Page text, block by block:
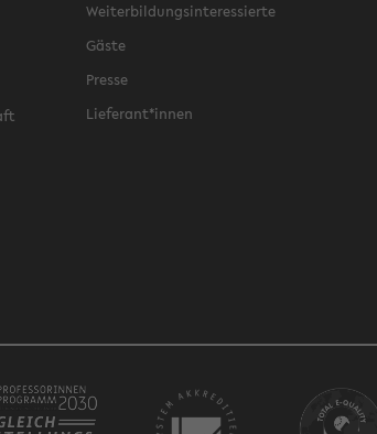
Weiterbildungsinteressierte
Gäste
Presse
Lieferant*innen